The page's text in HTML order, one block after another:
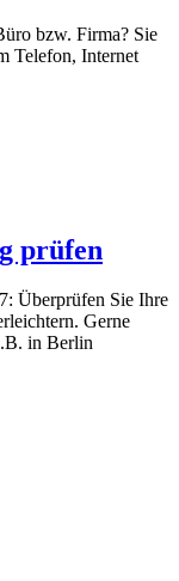
bzw. Firma? Sie
Telefon, Internet
prüfen
Überprüfen Sie Ihre
Gerne
in Berlin